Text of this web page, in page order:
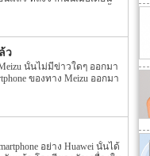
ๆ ทราบกันแล้ว หลังจากนั้น
เครื่องนั้นผ่านการตรวจสอบ
นก็มีข่าวต่างๆ ของ Samsung
นคิดว่าจะถูกเปิดตัวออกมาใน
ง โดยรายละเอียดล่าสุดของ
ละราคาของตัวเครื่องออกมา
ด 5.2 นิ้ว ความละเอียดของ
กล้องนั้นจะให้ความละเอียด
ว
นั้นไม่มีข่าวใดๆ ออกมา
ของทาง Meizu ออกมา
งทางค่ายผู้ผลิตอย่าง Meizu
รวจสอบจาก TENAA แล้ว
า Meizu M5S จะมี 2 รุ่นให้
นั้นจมี Spec ภายใน
นั้นระบุว่าตัวเครื่องจะ
ความเร็วอยู่ที่ […]
อย่าง Huawei นั้นได้